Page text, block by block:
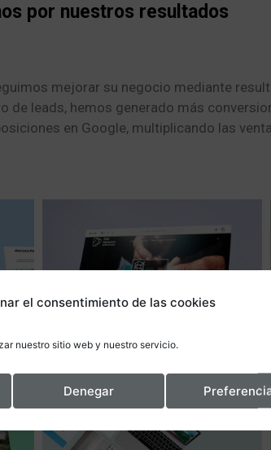
el consentimiento de las cookies
nuestro sitio web y nuestro servicio.
Denegar
por nuestros resultados
mejorar su negocio mediante
leads, hemos generado más
en Google, multiplicando las